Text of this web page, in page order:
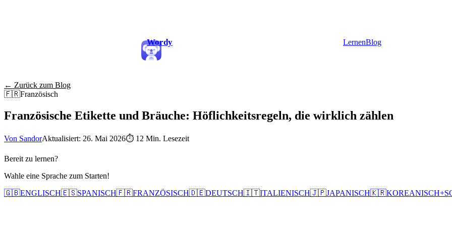
Wordy LernenBlog
← Zurück zum Blog
🇫🇷Französisch
Französische Etikette und Bräuche: Höflichkeitsregeln, die wirklich zählen
Von SandorAktualisiert: 26. Mai 2026⏱ 12 Min. Lesezeit
Bereit zu lernen?
Wahle eine Sprache zum Starten!
🇬🇧ENGLISCH🇪🇸SPANISCH🇫🇷FRANZÖSISCH🇩🇪DEUTSCH🇮🇹ITALIENISCH🇯🇵JAPANISCH🇰🇷KOREANISCH+